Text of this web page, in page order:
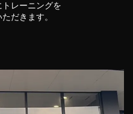
レーニングを
だきます。